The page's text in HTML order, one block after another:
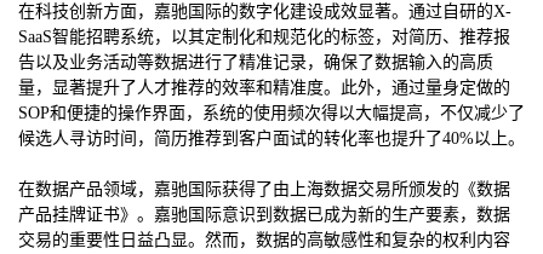
在科技创新方面，嘉驰国际的数字化建设成效显著。通过自研的X-
SaaS智能招聘系统，以其定制化和规范化的标签，对简历、推荐报
告以及业务活动等数据进行了精准记录，确保了数据输入的高质
量，显著提升了人才推荐的效率和精准度。此外，通过量身定做的
SOP和便捷的操作界面，系统的使用频次得以大幅提高，不仅减少了
候选人寻访时间，简历推荐到客户面试的转化率也提升了40%以上。
在数据产品领域，嘉驰国际获得了由上海数据交易所颁发的《数据
产品挂牌证书》。嘉驰国际意识到数据已成为新的生产要素，数据
交易的重要性日益凸显。然而，数据的高敏感性和复杂的权利内容